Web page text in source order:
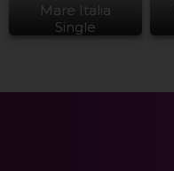
Mare Italia
Single